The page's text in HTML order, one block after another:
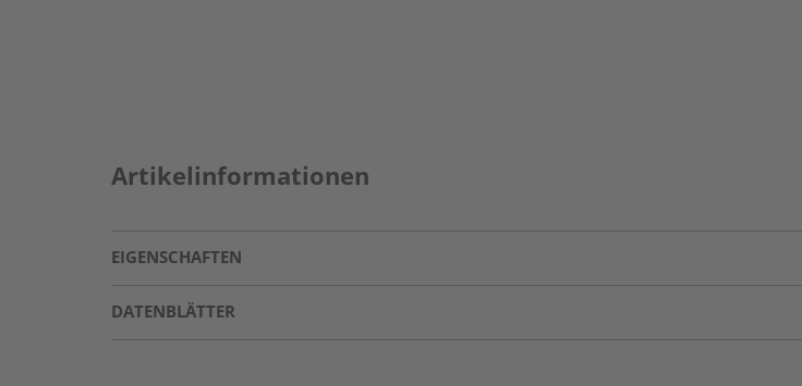
Artikelinformationen
EIGENSCHAFTEN
DATENBLÄTTER